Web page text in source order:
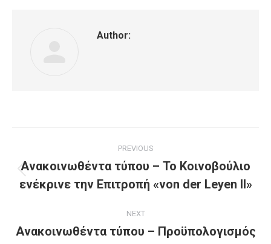
Author:
navigation
PREVIOUS
post:
Ανακοινωθέντα τύπου – Το Κοινοβούλιο
ενέκρινε την Επιτροπή «von der Leyen II»
NEXT
Ανακοινωθέντα τύπου – Προϋπολογισμός